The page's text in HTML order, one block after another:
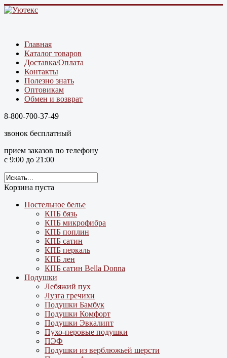
Главная
Каталог товаров
Доставка/Оплата
Контакты
Полезно знать
Оптовикам
Обмен и возврат
8-800-700-37-49
звонок бесплатный
прием заказов по телефону
с 9:00 до 21:00
Корзина пуста
Постельное белье
КПБ бязь
КПБ микрофибра
КПБ поплин
КПБ сатин
КПБ перкаль
КПБ лен
КПБ сатин Bella Donna
Подушки
Лебяжий пух
Лузга гречихи
Подушки Бамбук
Подушки Комфорт
Подушки Эвкалипт
Пухо-перовые подушки
ПЭФ
Подушки из верблюжьей шерсти